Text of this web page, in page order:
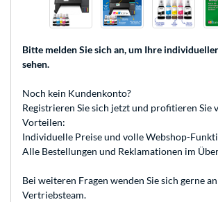
Bitte melden Sie sich an, um Ihre
sehen.
Noch kein Kundenkonto?
Registrieren Sie sich jetzt und profitieren Sie
Vorteilen:
Individuelle Preise und volle Webshop-
Alle Bestellungen und Reklamationen im
Bei weiteren Fragen wenden Sie sich gerne
Vertriebsteam.